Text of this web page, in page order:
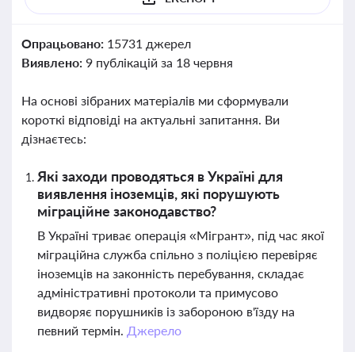
Опрацьовано: 15731 джерел
Виявлено: 9 публікацій за 18 червня
На основі зібраних матеріалів ми сформували
короткі відповіді на актуальні запитання. Ви
дізнаєтесь:
Які заходи проводяться в Україні для
виявлення іноземців, які порушують
міграційне законодавство?
В Україні триває операція «Мігрант», під час якої
міграційна служба спільно з поліцією перевіряє
іноземців на законність перебування, складає
адміністративні протоколи та примусово
видворяє порушників із забороною в'їзду на
певний термін. Джерело